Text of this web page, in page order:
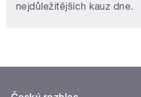
nejdůležitějších kauz dne.